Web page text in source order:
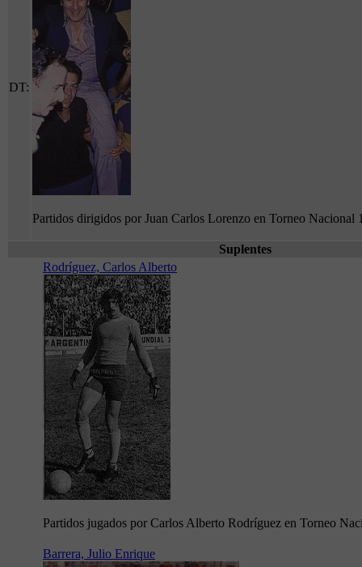
DT:
Partidos dirigidos por Juan Carlos Lorenzo en Torneo Nacional
Suplentes
Rodríguez, Carlos Alberto
Partidos jugados por Carlos Alberto Rodríguez en Torneo
Barrera, Julio Enrique